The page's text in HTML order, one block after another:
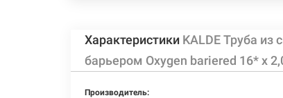
Характеристики KALDE Труба из
барьером Oxygen bariered 16* x
Производитель: